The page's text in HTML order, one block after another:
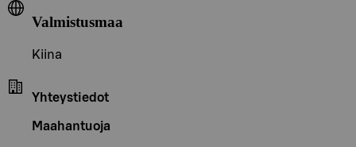
Valmistusmaa
Kiina
Yhteystiedot
Maahantuoja